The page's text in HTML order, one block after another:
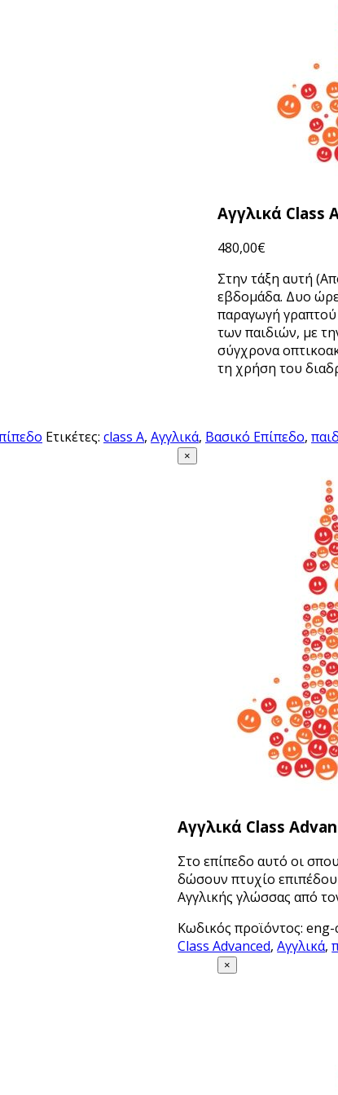
Αγγλικά Class
480,00€
Στην τάξη αυτή
εβδομάδα. Δυο
παραγωγή γραπτού
των παιδιών, με
σύγχρονα
τη χρήση του
Ετικέτες: class A, Αγγλικά, Βασικό Επίπεδο,
×
Αγγλικά Class
Στο επίπεδο αυτό οι
δώσουν πτυχίο
Αγγλικής γλώσσας από
Κωδικός προϊόντος:eng-
Class Advanced,Αγγλικά,
×